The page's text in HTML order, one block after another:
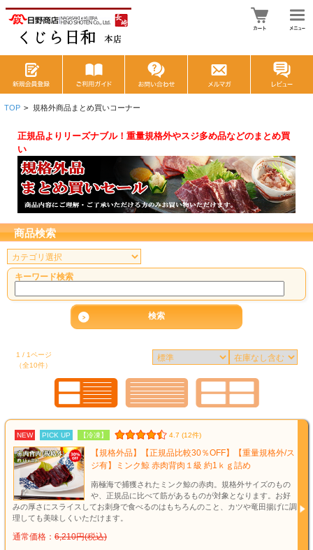
TOP > 規格外商品まとめ買いコーナー
正規品よりリーズナブル！重量規格外やスジ多め品などのまとめ買
い
商品検索
キーワード検索
1 / 1ページ
（全10件）
NEW PICK UP 【冷凍】 4.7 (12件)
【規格外品】【正規品比較30％OFF】【重量規格外/ス
ジ有】ミンク鯨 赤肉背肉１級 約1ｋｇ詰め
南極海で捕獲されたミンク鯨の赤肉。規格外サイズのもの
や、正規品に比べて筋があるものが対象となります。お好
みの厚さにスライスしてお刺身で食べるのはもちろんのこと、カツや竜田揚げに調
理しても美味しくいただけます。
通常価格： 6,210円(税込)